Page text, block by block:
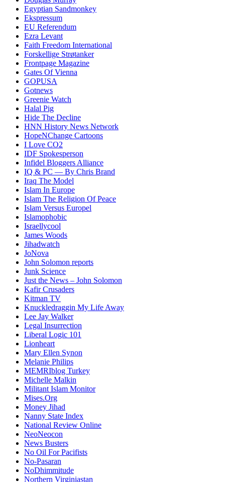
Egyptian Sandmonkey
Ekspressum
EU Referendum
Ezra Levant
Faith Freedom International
Forskellige Strøtanker
Frontpage Magazine
Gates Of Vienna
GOPUSA
Gotnews
Greenie Watch
Halal Pig
Hide The Decline
HNN History News Network
HopeNChange Cartoons
I Love CO2
IDF Spokesperson
Infidel Bloggers Alliance
IQ & PC — By Chris Brand
Iraq The Model
Islam In Europe
Islam The Religion Of Peace
Islam Versus Europel
Islamophobic
Israellycool
James Woods
Jihadwatch
JoNova
John Solomon reports
Junk Science
Just the News – John Solomon
Kafir Crusaders
Kitman TV
Knuckledraggin My Life Away
Lee Jay Walker
Legal Insurrection
Liberal Logic 101
Lionheart
Mary Ellen Synon
Melanie Philips
MEMRIblog Turkey
Michelle Malkin
Militant Islam Monitor
Mises.Org
Money Jihad
Nanny State Index
National Review Online
NeoNeocon
News Busters
No Oil For Pacifists
No-Pasaran
NoDhimmitude
Northern Virginiastan